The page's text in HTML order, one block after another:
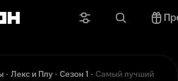
Лекс и Плу Сезон 1 Самый лучший